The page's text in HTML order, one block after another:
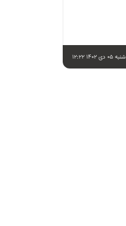
1402 12:22